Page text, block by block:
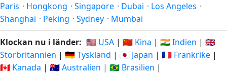
Paris · Hongkong · Singapore · Dubai · Los Angeles ·
Shanghai · Peking · Sydney · Mumbai
Klockan nu i länder: 🇺🇸 USA | 🇨🇳 Kina | 🇮🇳 Indien | 🇬🇧
Storbritannien | 🇩🇪 Tyskland | 🇯🇵 Japan | 🇫🇷 Frankrike |
🇨🇦 Kanada | 🇦🇺 Australien | 🇧🇷 Brasilien |